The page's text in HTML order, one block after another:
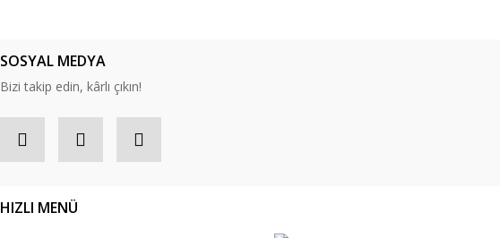
SOSYAL MEDYA
Bizi takip edin, kârlı çıkın!
HIZLI MENÜ